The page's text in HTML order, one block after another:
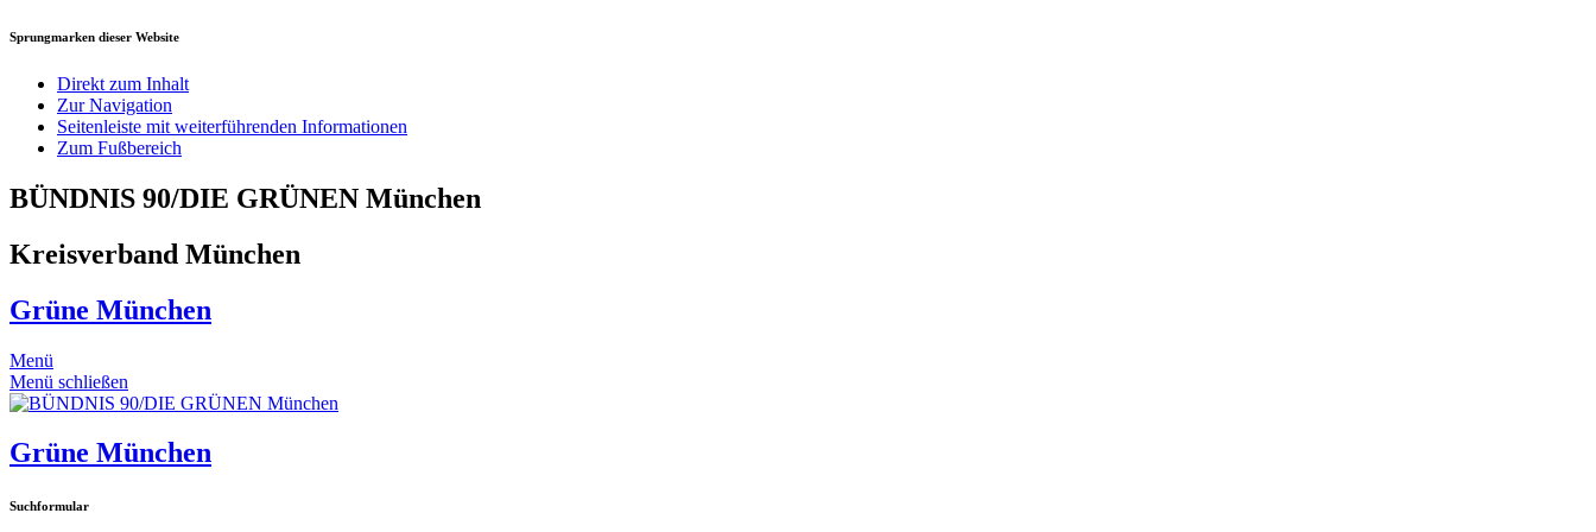
Sprungmarken dieser Website
Direkt zum Inhalt
Zur Navigation
Seitenleiste mit weiterführenden Informationen
Zum Fußbereich
BÜNDNIS 90/DIE GRÜNEN München
Kreisverband München
Grüne München
Menü
Menü schließen
Grüne München
Suchformular